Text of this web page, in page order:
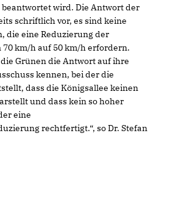
wird. Die Antwort der
schriftlich vor, es sind keine
die eine Reduzierung der
70 km/h auf 50 km/h erfordern.
Grünen die Antwort auf ihre
kennen, bei der die
dass die Königsallee keinen
und dass kein so hoher
eine
rechtfertigt.“, so Dr. Stefan